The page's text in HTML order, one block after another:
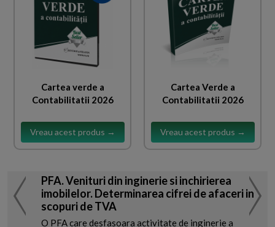
Cartea verde a
Contabilitatii 2026
Vreau acest produs →
Cartea Verde a
Contabilitatii 2026
Vreau acest produs →
PFA. Venituri din inginerie si inchirierea
imobilelor. Determinarea cifrei de afaceri in
scopuri de TVA
O PFA care desfasoara activitate de inginerie a